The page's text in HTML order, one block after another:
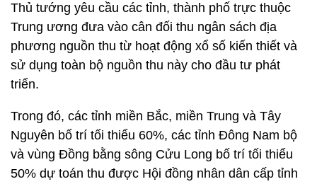
Thủ tướng yêu cầu các tỉnh, thành phố trực thuộc
Trung ương đưa vào cân đối thu ngân sách địa
phương nguồn thu từ hoạt động xổ số kiến thiết và
sử dụng toàn bộ nguồn thu này cho đầu tư phát
triển.
Trong đó, các tỉnh miền Bắc, miền Trung và Tây
Nguyên bố trí tối thiểu 60%, các tỉnh Đông Nam bộ
và vùng Đồng bằng sông Cửu Long bố trí tối thiểu
50% dự toán thu được Hội đồng nhân dân cấp tỉnh